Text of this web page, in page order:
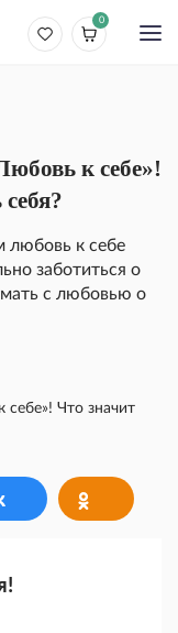
0
к себе»!
любовь к себе
заботиться о
с любовью о